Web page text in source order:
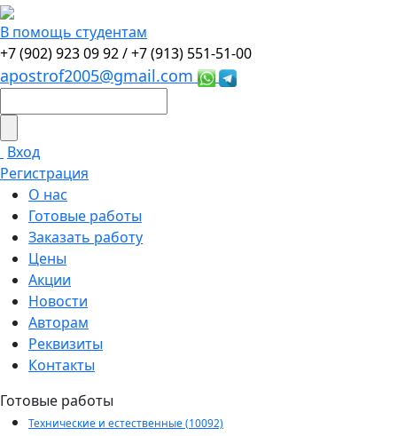
В помощь студентам
+7 (902) 923 09 92 /+7 (913) 551-51-00
apostrof2005@gmail.com
Вход
Регистрация
О нас
Готовые работы
Заказать работу
Цены
Акции
Новости
Авторам
Реквизиты
Контакты
Готовые работы
Технические и естественные (10092)